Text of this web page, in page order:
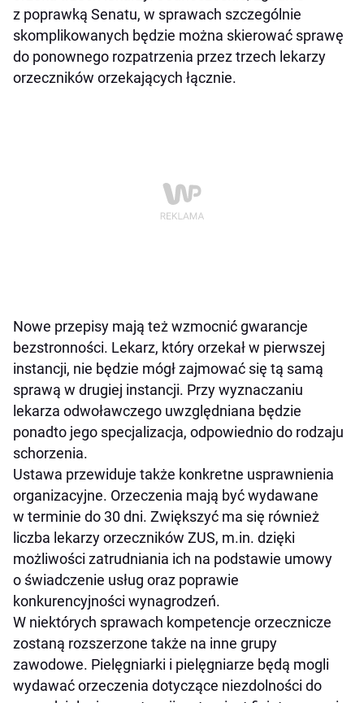
z poprawką Senatu, w sprawach szczególnie
skomplikowanych będzie można skierować sprawę
do ponownego rozpatrzenia przez trzech lekarzy
orzeczników orzekających łącznie.
Nowe przepisy mają też wzmocnić gwarancje
bezstronności. Lekarz, który orzekał w pierwszej
instancji, nie będzie mógł zajmować się tą samą
sprawą w drugiej instancji. Przy wyznaczaniu
lekarza odwoławczego uwzględniana będzie
ponadto jego specjalizacja, odpowiednio do rodzaju
schorzenia.
Ustawa przewiduje także konkretne usprawnienia
organizacyjne. Orzeczenia mają być wydawane
w terminie do 30 dni. Zwiększyć ma się również
liczba lekarzy orzeczników ZUS, m.in. dzięki
możliwości zatrudniania ich na podstawie umowy
o świadczenie usług oraz poprawie
konkurencyjności wynagrodzeń.
W niektórych sprawach kompetencje orzecznicze
zostaną rozszerzone także na inne grupy
zawodowe. Pielęgniarki i pielęgniarze będą mogli
wydawać orzeczenia dotyczące niezdolności do